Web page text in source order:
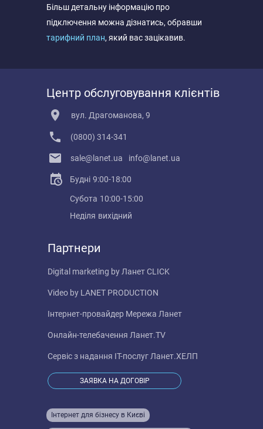
Більш детальну інформацію про
підключення можна дізнатись, обравши
тарифний план, який вас зацікавив.
Інтернет для бізнесу в Києві
Центр обслуговування клієнтів
вул. Драгоманова, 9
(0800) 314-341
sale@lanet.ua info@lanet.ua
Будні 9:00-18:00
Субота 10:00-15:00
Неділя вихідний
Партнери
Digital marketing by Ланет CLICK
Video by LANET PRODUCTION
Інтернет-провайдер Мережа Ланет
Онлайн-телебачення Ланет.TV
Сервіс з надання IT-послуг Ланет.ХЕЛП
ЗАЯВКА НА ДОГОВІР